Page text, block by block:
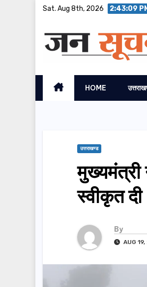
Sat. Aug 8th, 2026 2:43:10
HOME
उत्तराखण्ड
स्वीकृत दी
By
AUG